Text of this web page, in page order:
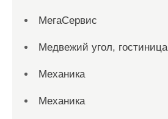
МегаСервис
Медвежий угол, гостиница
Механика
Механика